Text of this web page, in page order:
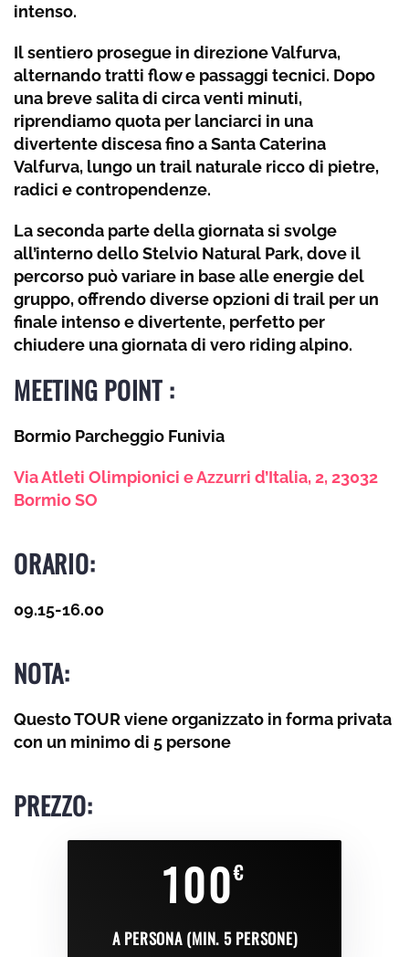
intenso.
Il sentiero prosegue in direzione Valfurva,
alternando tratti flow e passaggi tecnici. Dopo
una breve salita di circa venti minuti,
riprendiamo quota per lanciarci in una
divertente discesa fino a Santa Caterina
Valfurva, lungo un trail naturale ricco di pietre,
radici e contropendenze.
La seconda parte della giornata si svolge
all’interno dello Stelvio Natural Park, dove il
percorso può variare in base alle energie del
gruppo, offrendo diverse opzioni di trail per un
finale intenso e divertente, perfetto per
chiudere una giornata di vero riding alpino.
MEETING POINT :
Bormio Parcheggio Funivia
Via Atleti Olimpionici e Azzurri d’Italia, 2, 23032
Bormio SO
ORARIO:
09.15-16.00
NOTA:
Questo TOUR viene organizzato in forma privata
con un minimo di 5 persone
PREZZO:
100€
A PERSONA (MIN. 5 PERSONE)